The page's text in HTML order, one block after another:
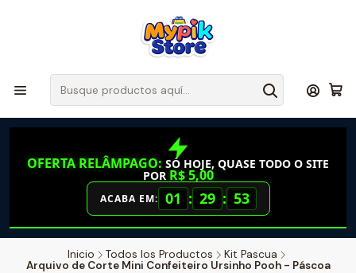
OFERTA RELÂMPAGO: SÓ HOJE, QUASE TODO O SITE
POR R$ 5,00
ACABA EM: 01 : 29 : 52
Inicio Todos los Productos
Kit Pascua
Arquivo de Corte Mini Confeiteiro Ursinho Pooh - Páscoa